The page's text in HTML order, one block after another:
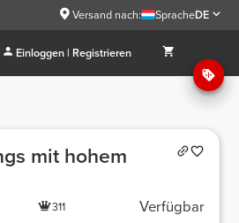
Versand nach: SpracheDE
Einloggen | Registrieren
mit hohem
311 Verfügbar